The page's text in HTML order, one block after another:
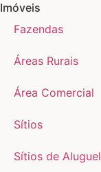
Imóveis
Fazendas
Áreas Rurais
Área Comercial
Sítios
Sítios de Aluguel